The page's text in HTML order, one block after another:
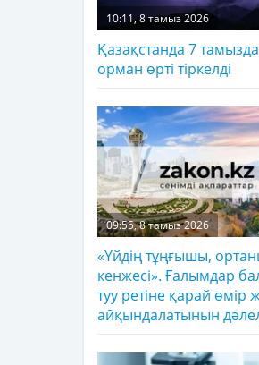
10:11, 8 тамыз 2026
Қазақстанда 7
орман өрті тіркелді
09:55, 8 тамыз 2026
«Үйдің тұңғышы,
кенжесі». Ғалымдар
туу ретіне қарай өмір
айқындалатынын